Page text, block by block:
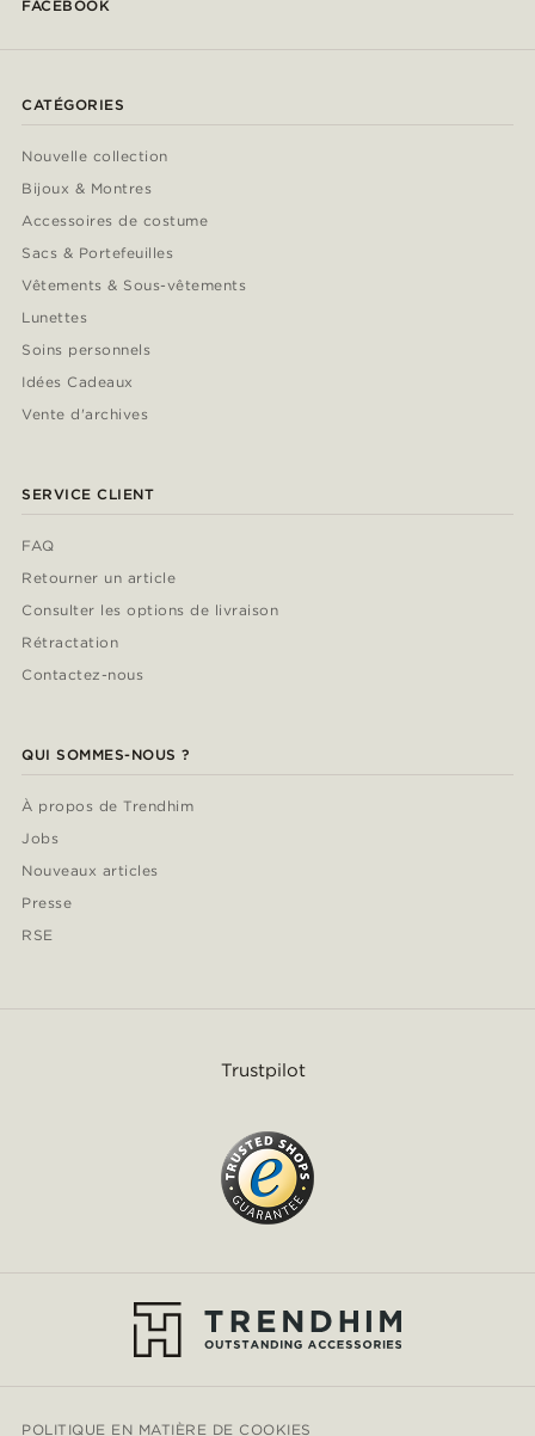
FACEBOOK
CATÉGORIES
Nouvelle collection
Bijoux & Montres
Accessoires de costume
Sacs & Portefeuilles
Vêtements & Sous-vêtements
Lunettes
Soins personnels
Idées Cadeaux
Vente d'archives
SERVICE CLIENT
FAQ
Retourner un article
Consulter les options de livraison
Rétractation
Contactez-nous
QUI SOMMES-NOUS ?
À propos de Trendhim
Jobs
Nouveaux articles
Presse
RSE
Trustpilot
POLITIQUE EN MATIÈRE DE COOKIES